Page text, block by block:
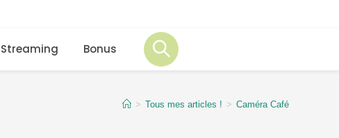
Streaming Bonus
> Tous mes articles ! > Caméra Café